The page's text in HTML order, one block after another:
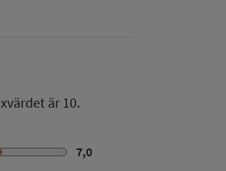
är 10.
7,0